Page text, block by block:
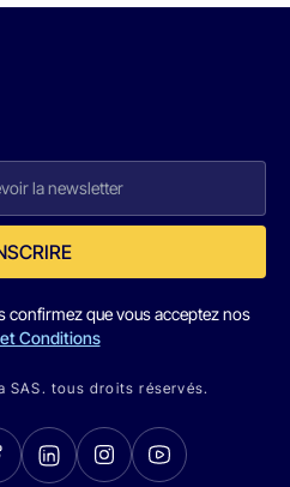
confirmez que vous acceptez nos
Conditions
SAS. tous droits réservés.